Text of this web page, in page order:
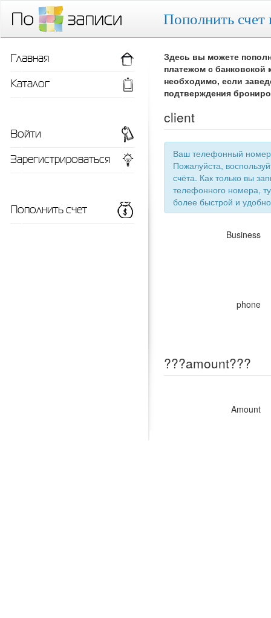
Пополнить счет
Здесь вы можете
платежом с
необходимо, если
подтверждения
client
Ваш телефонный номер
Пожалуйста,
счёта. Как только вы
телефонного номера,
более
Business
phone
???amount???
Amount
Главная
Каталог
Войти
Зарегистрироваться
Пополнить счет